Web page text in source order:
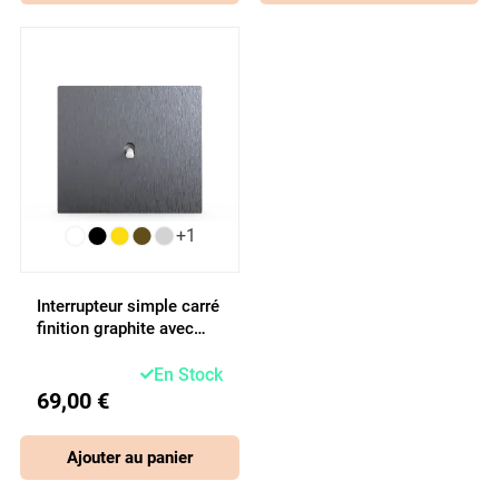
+1
Interrupteur simple carré
finition graphite avec
69,00 €
En Stock
Ajouter au panier